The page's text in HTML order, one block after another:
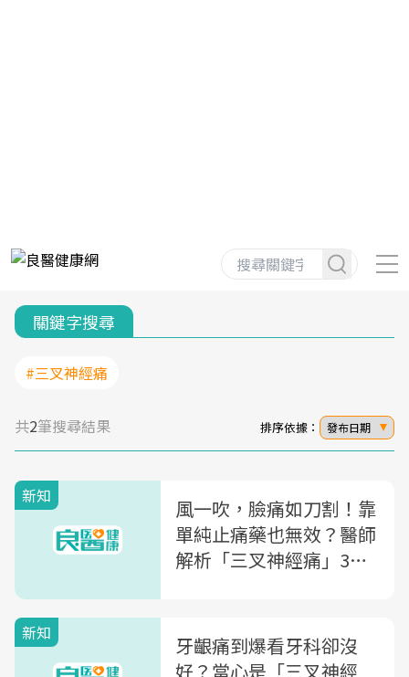
關鍵字搜尋
#三叉神經痛
共2筆搜尋結果 排序依據： 發布日期
新知
風一吹，臉痛如刀割！靠
單純止痛藥也無效？醫師
解析「三叉神經痛」3症
新知
牙齦痛到爆看牙科卻沒
好？當心是「三叉神經